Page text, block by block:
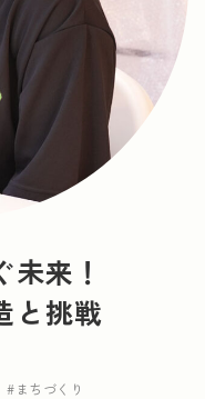
来！
と挑戦
まちづくり